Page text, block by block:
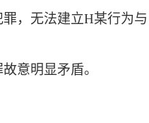
，无法建立H某行为与
意明显矛盾。